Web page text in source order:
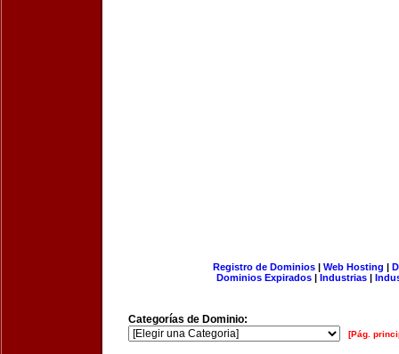
Registro de Dominios| Web Hosting |
Dominios Expirados | Industrias |
Categorías de Dominio:
[Pág.